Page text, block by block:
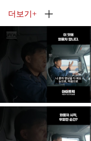
더보기 +